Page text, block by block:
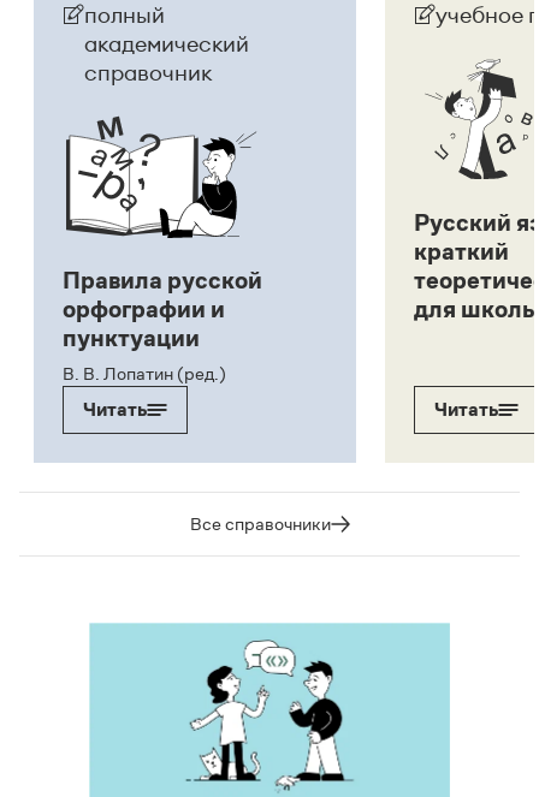
полный
академический
справочник
Правила русской
орфографии и
пунктуации
В. В. Лопатин (ред.)
Читать
учебное
Русский
краткий
для
Читать
Все справочники